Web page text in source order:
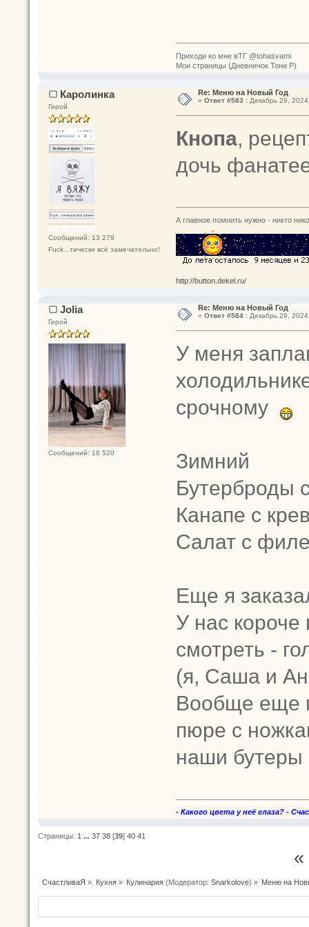
Приходи ко мне вТГ @tohasvami
Мои страницы (Дневничок Тони Р)
Каролинка
Герой
Сообщений: 13 279
Fuck...тически всё замечательно!
Re: Меню на Новый Год
« Ответ #583 :Декабрь 29,
Кнопа,
дочь
А главное помнить нужно - никто
http://button.dekel.ru/
Jolia
Герой
Сообщений: 16 520
Re: Меню на Новый Год
« Ответ #584 :Декабрь 29,
У меня
срочному
Зимний
Бутерброды
Канапе с
Салат с
Еще я
У нас короче
смотреть -
(я, Саша и
Вообще еще
пюре с
наши бутеры
- Какого цвета у неё глаза? -
Страницы: 1 ... 37 38 [39] 40 41
СчастливаЯ » Кухня» Кулинария(Модератор: Snarkolove) » Меню на